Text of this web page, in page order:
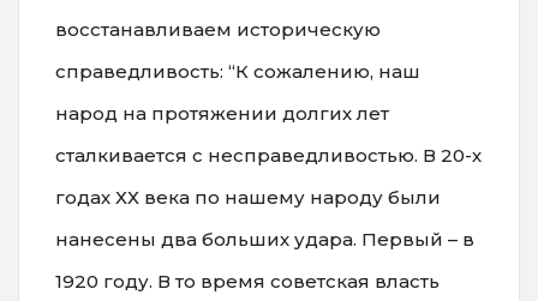
восстанавливаем историческую
справедливость: “К сожалению, наш
народ на протяжении долгих лет
сталкивается с несправедливостью. В 20-х
годах ХХ века по нашему народу были
нанесены два больших удара. Первый – в
1920 году. В то время советская власть